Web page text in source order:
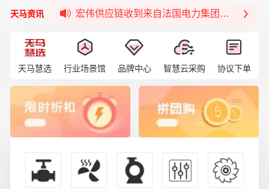
天马资讯
宏伟天马与航天电子超市顺利完成对接！
签约喜讯 | 宏伟与中铝集团成功签约！
福清核电—WD-40产品交流会圆满结束
天马慧选 行业场景馆 品牌中心 智慧云采购 协议下单